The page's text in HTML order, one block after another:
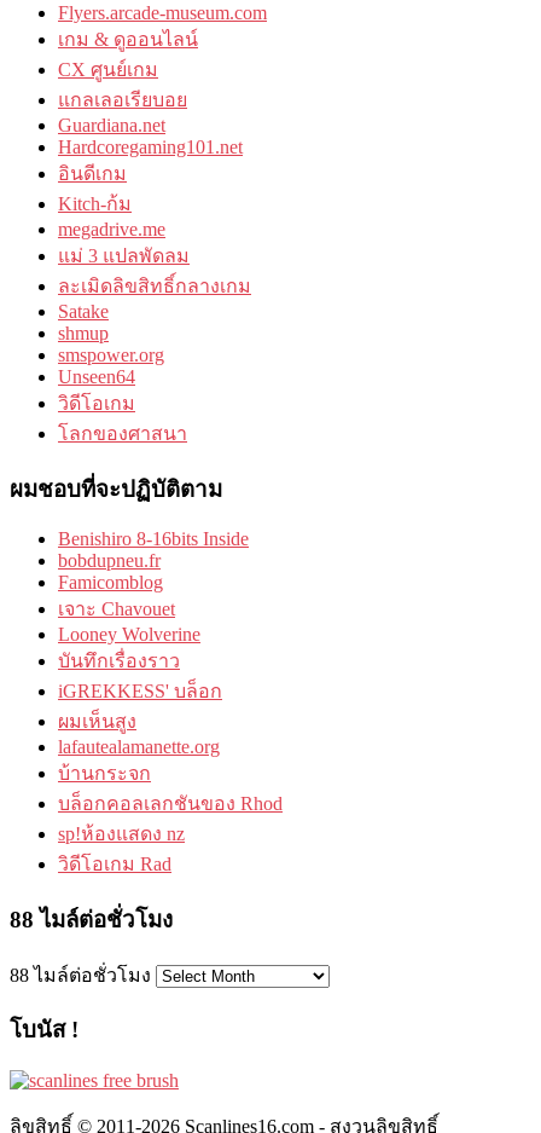
Flyers.arcade-museum.com
เกม & ดูออนไลน์
CX ศูนย์เกม
แกลเลอเรียบอย
Guardiana.net
Hardcoregaming101.net
อินดีเกม
Kitch-ก้ม
megadrive.me
แม่ 3 แปลพัดลม
ละเมิดลิขสิทธิ์กลางเกม
Satake
shmup
smspower.org
Unseen64
วิดีโอเกม
โลกของศาสนา
ผมชอบที่จะปฏิบัติตาม
Benishiro 8-16bits Inside
bobdupneu.fr
Famicomblog
เจาะ Chavouet
Looney Wolverine
บันทึกเรื่องราว
iGREKKESS' บล็อก
ผมเห็นสูง
lafautealamanette.org
บ้านกระจก
บล็อกคอลเลกชันของ Rhod
sp!ห้องแสดง nz
วิดีโอเกม Rad
88 ไมล์ต่อชั่วโมง
88 ไมล์ต่อชั่วโมง
โบนัส !
ลิขสิทธิ์ © 2011-2026 Scanlines16.com - สงวนลิขสิทธิ์